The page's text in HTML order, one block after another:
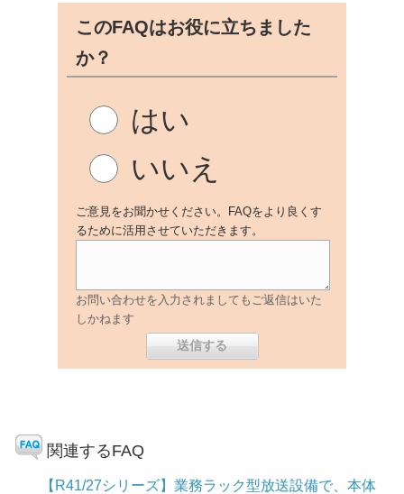
このFAQはお役に立ちました
か？
はい
いいえ
ご意見をお聞かせください。FAQをより良くす
るために活用させていただきます。
お問い合わせを入力されましてもご返信はいた
しかねます
関連するFAQ
【R41/27シリーズ】業務ラック型放送設備で、本体